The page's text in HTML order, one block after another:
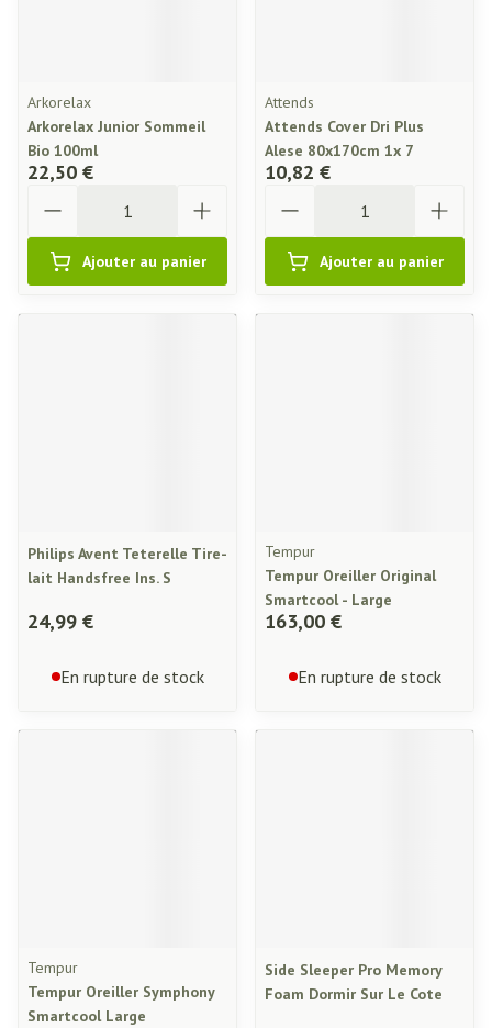
Arkorelax
Arkorelax Junior Sommeil
Bio 100ml
22,50 €
Ajouter au panier
Attends
Attends Cover Dri Plus
Alese 80x170cm 1x 7
10,82 €
Ajouter au panier
Philips Avent Teterelle Tire-
lait Handsfree Ins. S
24,99 €
En rupture de stock
Tempur
Tempur Oreiller Original
Smartcool - Large
163,00 €
En rupture de stock
Tempur
Tempur Oreiller Symphony
Smartcool Large
Side Sleeper Pro Memory
Foam Dormir Sur Le Cote